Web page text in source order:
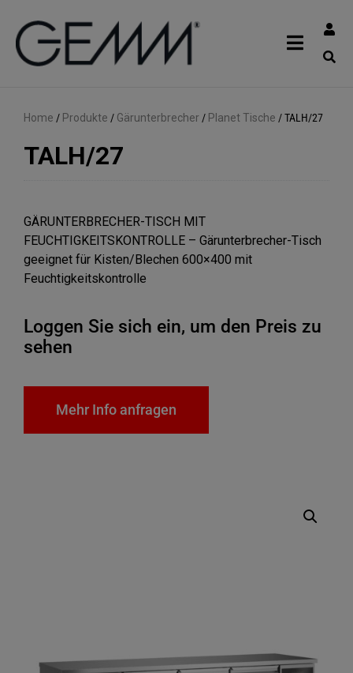
Home / Produkte / Gärunterbrecher / Planet Tische /TALH/27
TALH/27
GÄRUNTERBRECHER-TISCH MIT
FEUCHTIGKEITSKONTROLLE – Gärunterbrecher-Tisch
geeignet für Kisten/Blechen 600×400 mit
Feuchtigkeitskontrolle
Loggen Sie sich ein, um den Preis zu
sehen
Mehr Info anfragen